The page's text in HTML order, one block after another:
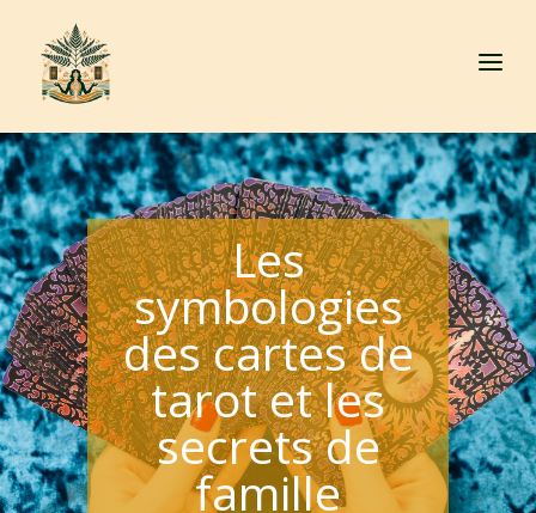
a
Les
symbologies
des cartes de
tarot et les
secrets de
famille